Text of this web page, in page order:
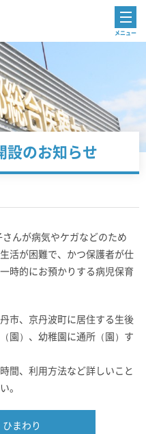
設のお知らせ
んが病気やケガなどのため
活が困難で、かつ保護者が仕
時的にお預かりする病児保育
市、京丹波町に居住する生後
園）、幼稚園に通所（園）す
間、利用方法など詳しいこと
。
まわり